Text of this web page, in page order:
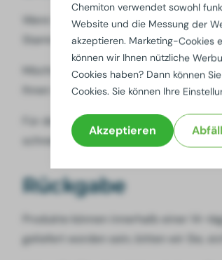
Wenn Sie bei uns eine Bestellung
Stammlieferanten auf Paletten
Möchten Sie vorab ein Angebot
Ihnen in Verbindung setzen, um Ihre
Für den Versand innerhalb der
schnell wie möglich über die
Rückgabe
Produkte können innerhalb einer 14-
geliefert worden sein, bitten wir Sie,
Chemiton verwendet sowohl
Website und die Messung der
akzeptieren. Marketing-Cookies
können wir Ihnen nützliche
Cookies haben? Dann können
Cookies. Sie können Ihre
Akzeptieren